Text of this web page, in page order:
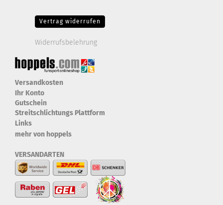
Vertrag widerrufen
Widerrufsbelehrung
Versandkosten
Ihr Konto
Gutschein
Streitschlichtungs Plattform
Links
mehr von hoppels
VERSANDARTEN